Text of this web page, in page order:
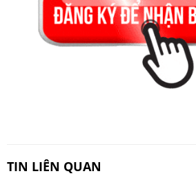
TIN LIÊN QUAN